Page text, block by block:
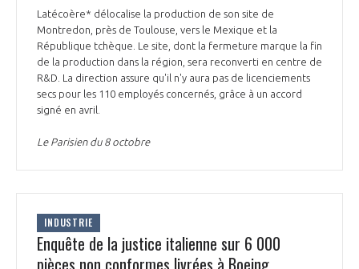
Latécoère* délocalise la production de son site de
Montredon, près de Toulouse, vers le Mexique et la
République tchèque. Le site, dont la fermeture marque la fin
de la production dans la région, sera reconverti en centre de
R&D. La direction assure qu'il n'y aura pas de licenciements
secs pour les 110 employés concernés, grâce à un accord
signé en avril.
Le Parisien du 8 octobre
INDUSTRIE
Enquête de la justice italienne sur 6 000
pièces non conformes livrées à Boeing